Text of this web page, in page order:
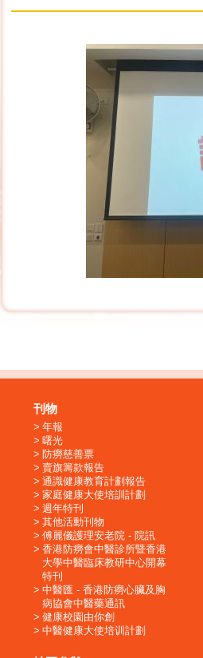
刊物
年報
曙光
防癆慈善票
賣旗籌款報告
通識健康教育計劃報告
家庭健康大使培訓計劃
週年特刊
其他活動刊物
傅麗儀護理安老院 - 院訊
香港防癆會中醫診所暨香港
大學中醫臨床教研中心開幕
特刊
中醫匯 - 香港防癆心臟及胸
病協會中醫藥通訊
健康校園由你創
中醫健康大使培训計劃